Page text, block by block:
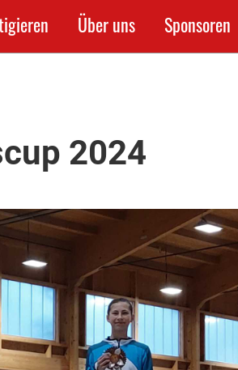
Über uns Sponsoren
2024